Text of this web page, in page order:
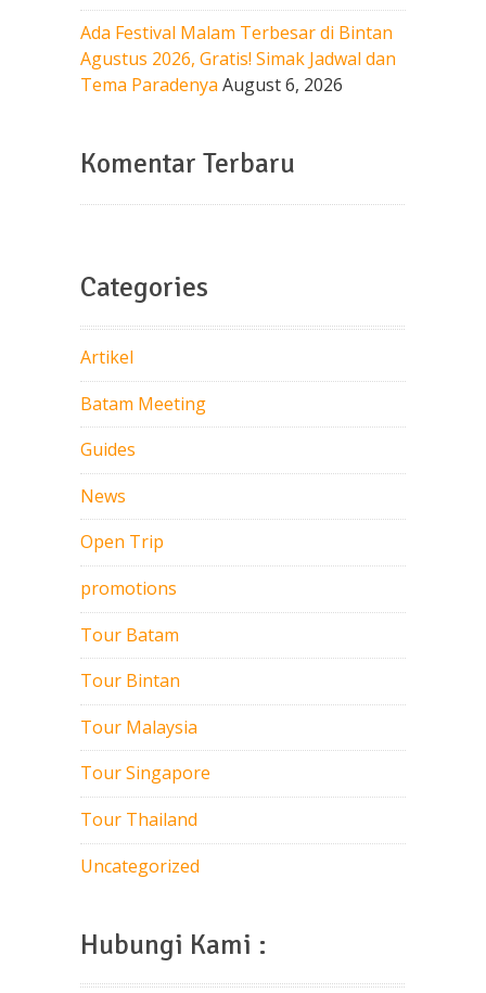
Ada Festival Malam Terbesar di Bintan
Agustus 2026, Gratis! Simak Jadwal dan
Tema Paradenya August 6, 2026
Komentar Terbaru
Categories
Artikel
Batam Meeting
Guides
News
Open Trip
promotions
Tour Batam
Tour Bintan
Tour Malaysia
Tour Singapore
Tour Thailand
Uncategorized
Hubungi Kami :